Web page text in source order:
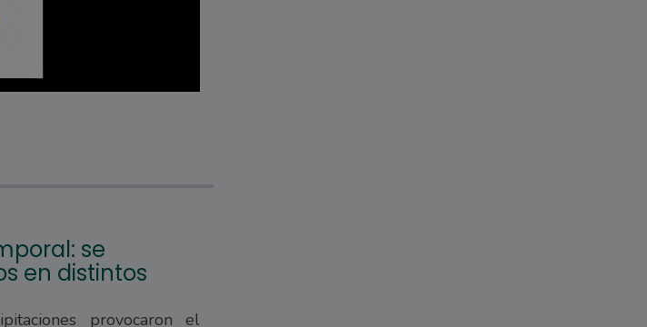
se
en distintos
provocaron el